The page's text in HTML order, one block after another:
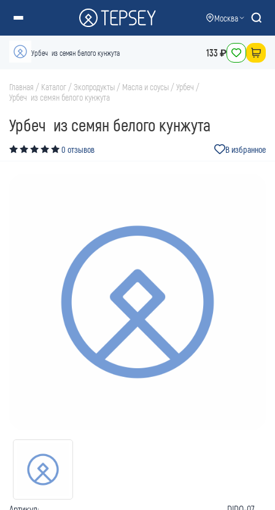
Москва
Урбеч из семян белого кунжута 133 ₽
Главная / Каталог /Экопродукты / Масла и соусы /Урбеч /
Урбеч из семян белого кунжута
Урбеч из семян белого кунжута
0 отзывов В избранное